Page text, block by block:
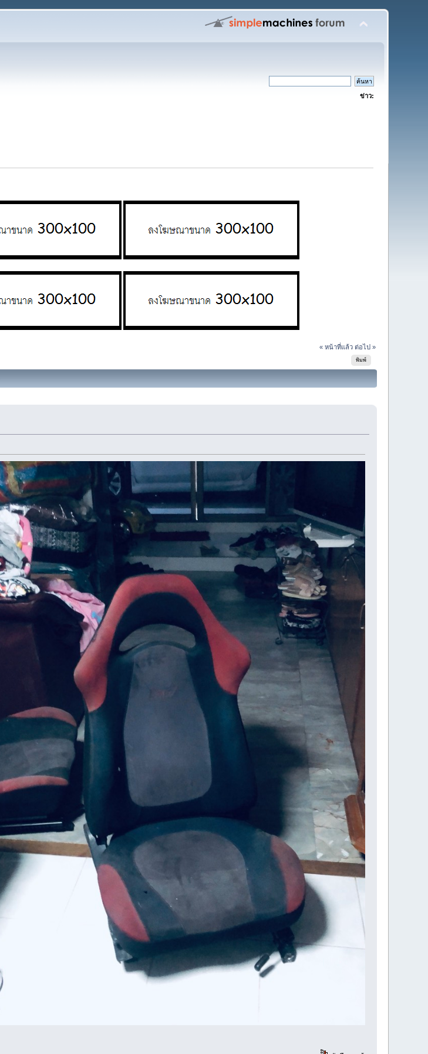
ข่าว:
« หน้าที่แล้ว ต่อไป »
พิมพ์